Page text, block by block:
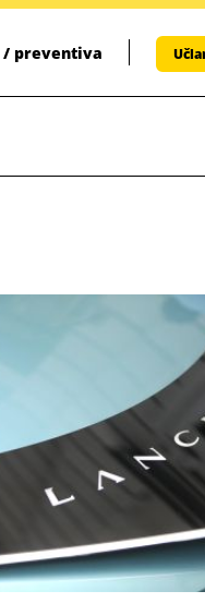
/ preventiva